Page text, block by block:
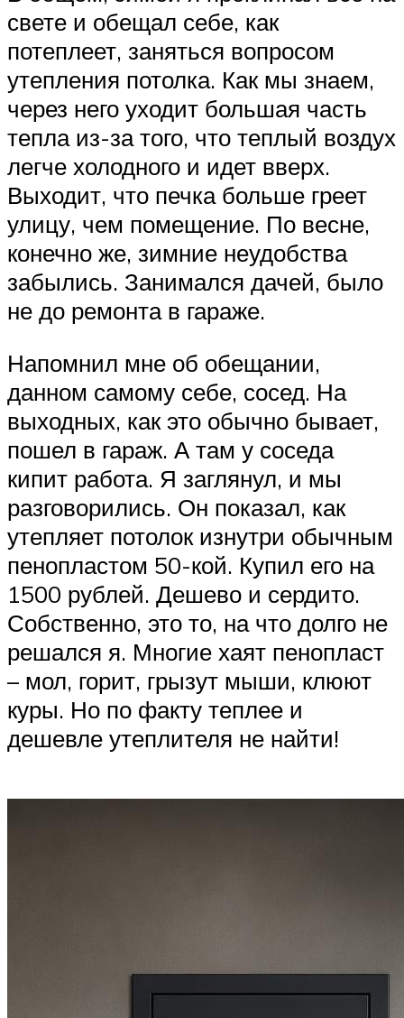
свете и обещал себе, как
потеплеет, заняться вопросом
утепления потолка. Как мы знаем,
через него уходит большая часть
тепла из-за того, что теплый воздух
легче холодного и идет вверх.
Выходит, что печка больше греет
улицу, чем помещение. По весне,
конечно же, зимние неудобства
забылись. Занимался дачей, было
не до ремонта в гараже.
Напомнил мне об обещании,
данном самому себе, сосед. На
выходных, как это обычно бывает,
пошел в гараж. А там у соседа
кипит работа. Я заглянул, и мы
разговорились. Он показал, как
утепляет потолок изнутри обычным
пенопластом 50-кой. Купил его на
1500 рублей. Дешево и сердито.
Собственно, это то, на что долго не
решался я. Многие хаят пенопласт
– мол, горит, грызут мыши, клюют
куры. Но по факту теплее и
дешевле утеплителя не найти!